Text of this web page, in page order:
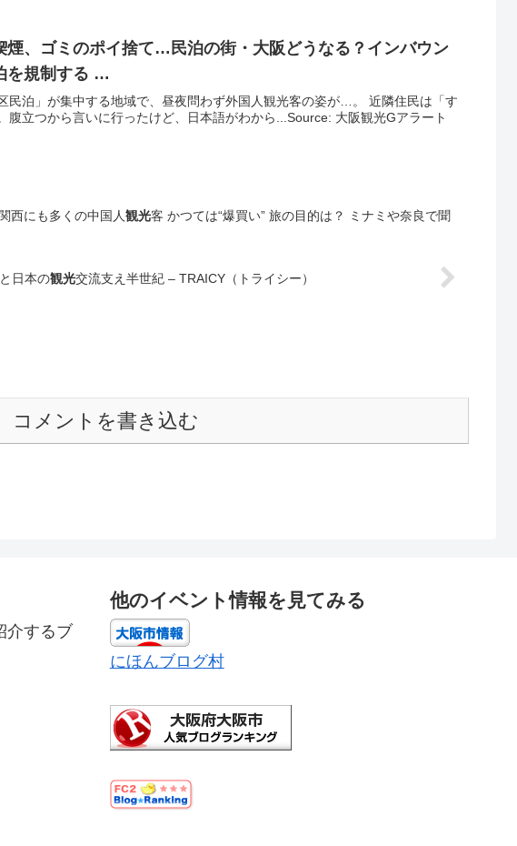
煙、ゴミのポイ捨て…民泊の街・ 大阪 どうなる？インバウン
を規制する …
民泊」が集中する地域で、昼夜問わず外国人観光客の姿が…。 近隣住民は「す
腹立つから言いに行ったけど、日本語がわから...Source: 大阪観光Gアラート
西にも多くの中国人観光客 かつては“爆買い” 旅の目的は？ ミナミや奈良で聞
日本の観光交流支え半世紀 – TRAICY（トライシー）
コメントを書き込む
介するブ
他のイベント情報を見てみる
にほんブログ村